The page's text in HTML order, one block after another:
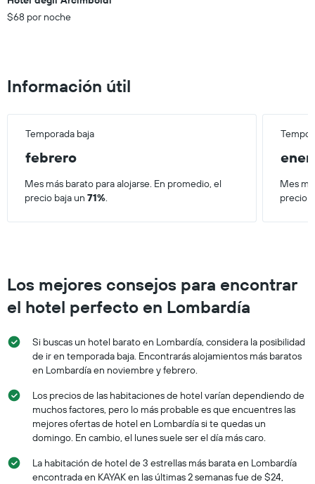
últimos
3 días.
precio
promedio
$68 por noche
Información útil
Temporada baja
febrero
Mes más barato para alojarse. En promedio, el
precio baja un 71%.
Mes
precio
Los mejores consejos para encontrar
el hotel perfecto en Lombardía
Si buscas un hotel barato en Lombardía, considera la posibilidad
de ir en temporada baja. Encontrarás alojamientos más baratos
en Lombardía en noviembre y febrero.
Los precios de las habitaciones de hotel varían dependiendo de
muchos factores, pero lo más probable es que encuentres las
mejores ofertas de hotel en Lombardía si te quedas un
domingo. En cambio, el lunes suele ser el día más caro.
La habitación de hotel de 3 estrellas más barata en Lombardía
encontrada en KAYAK en las últimas 2 semanas fue de $24,